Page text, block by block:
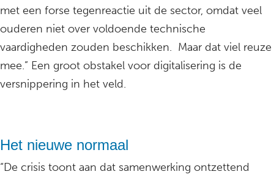
met een forse tegenreactie uit de sector, omdat veel
ouderen niet over voldoende technische
vaardigheden zouden beschikken. Maar dat viel reuze
mee.” Een groot obstakel voor digitalisering is de
versnippering in het veld.
Het nieuwe normaal
“De crisis toont aan dat samenwerking ontzettend